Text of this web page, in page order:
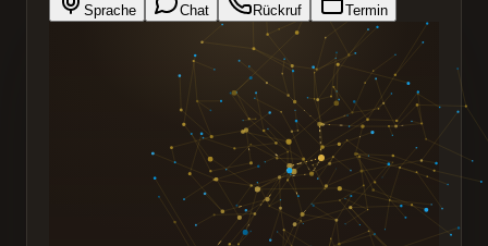
Sprache Chat Rückruf Termin